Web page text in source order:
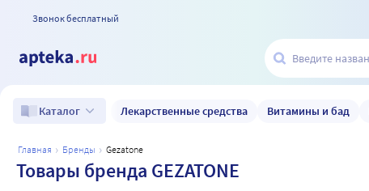
Звонок бесплатный
Каталог Лекарственные средства Витамины и бад
главная бренды gezatone
Товары бренда GEZATONE